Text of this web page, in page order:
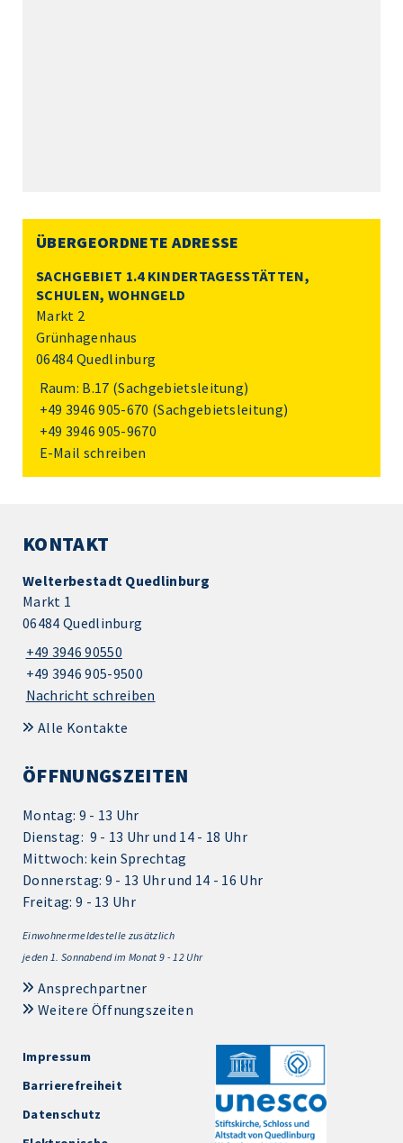
ÜBERGEORDNETE ADRESSE
SACHGEBIET 1.4 KINDERTAGESSTÄTTEN,
SCHULEN, WOHNGELD
Markt 2
Grünhagenhaus
06484 Quedlinburg
Raum: B.17 (Sachgebietsleitung)
+49 3946 905-670 (Sachgebietsleitung)
+49 3946 905-9670
E-Mail schreiben
KONTAKT
Welterbestadt Quedlinburg
Markt 1
06484 Quedlinburg
+49 3946 90550
+49 3946 905-9500
Nachricht schreiben
Alle Kontakte
ÖFFNUNGSZEITEN
Montag: 9 - 13 Uhr
Dienstag: 9 - 13 Uhr und 14 - 18 Uhr
Mittwoch: kein Sprechtag
Donnerstag: 9 - 13 Uhr und 14 - 16 Uhr
Freitag: 9 - 13 Uhr
Einwohnermeldestelle zusätzlich
jeden 1. Sonnabend im Monat 9 - 12 Uhr
Ansprechpartner
Weitere Öffnungszeiten
Impressum
Barrierefreiheit
Datenschutz